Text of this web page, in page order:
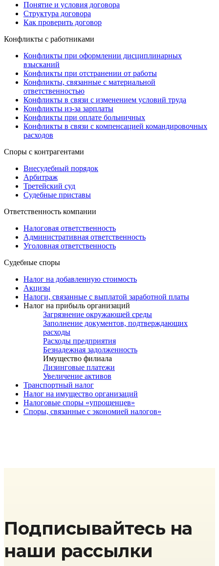
Понятие и условия договора
Структура договора
Как проверить договор
Конфликты с работниками
Конфликты при оформлении дисциплинарных
взысканий
Конфликты при отстранении от работы
Конфликты, связанные с материальной
ответственностью
Конфликты в связи с изменением условий труда
Конфликты из-за зарплаты
Конфликты при оплате больничных
Конфликты в связи с компенсацией командировочных
расходов
Споры с контрагентами
Внесудебный порядок
Арбитраж
Третейский суд
Судебные приставы
Ответственность компании
Налоговая ответственность
Административная ответственность
Уголовная ответственность
Судебные споры
Налог на добавленную стоимость
Акцизы
Налоги, связанные с выплатой заработной платы
Налог на прибыль организаций
Загрязнение окружающей среды
Заполнение документов, подтверждающих
расходы
Расходы предприятия
Безнадежная задолженность
Имущество филиала
Лизинговые платежи
Увеличение активов
Транспортный налог
Налог на имущество организаций
Налоговые споры «упрощенцев»
Споры, связанные с экономией налогов»
Подписывайтесь на
наши рассылки